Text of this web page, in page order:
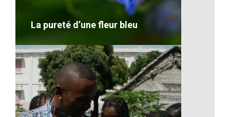
La pureté d’une fleur bleu